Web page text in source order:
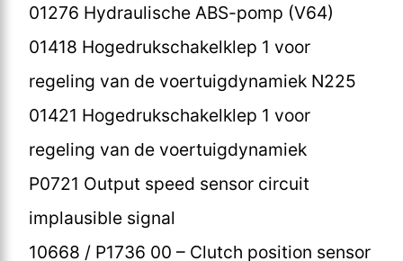
01276 Hydraulische ABS-pomp (V64)
01418 Hogedrukschakelklep 1 voor
regeling van de voertuigdynamiek N225
01421 Hogedrukschakelklep 1 voor
regeling van de voertuigdynamiek
P0721 Output speed sensor circuit
implausible signal
10668 / P1736 00 – Clutch position sensor